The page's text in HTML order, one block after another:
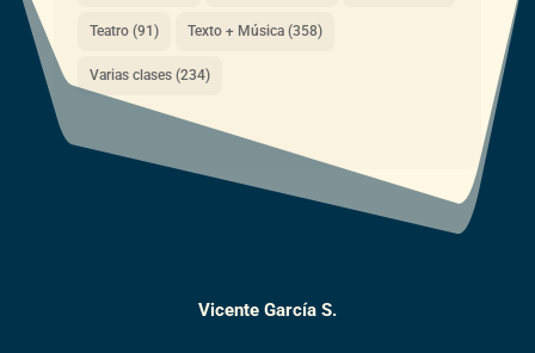
Teatro(91) Texto + Música(358)
Varias clases(234)
Vicente García S.